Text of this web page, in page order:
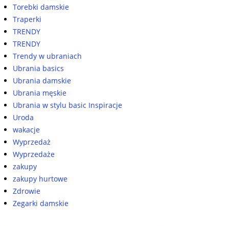
Torebki damskie
Traperki
TRENDY
TRENDY
Trendy w ubraniach
Ubrania basics
Ubrania damskie
Ubrania męskie
Ubrania w stylu basic Inspiracje
Uroda
wakacje
Wyprzedaż
Wyprzedaże
zakupy
zakupy hurtowe
Zdrowie
Zegarki damskie